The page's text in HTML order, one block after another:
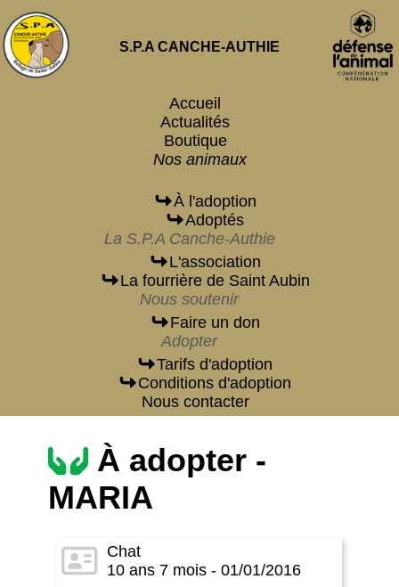
S.P.A CANCHE-AUTHIE
Accueil
Actualités
Boutique
Nos animaux
À l'adoption
Adoptés
La S.P.A Canche-Authie
L'association
La fourrière de Saint Aubin
Nous soutenir
Faire un don
Adopter
Tarifs d'adoption
Conditions d'adoption
Nous contacter
À adopter -
MARIA
Chat
10 ans 7 mois - 01/01/2016